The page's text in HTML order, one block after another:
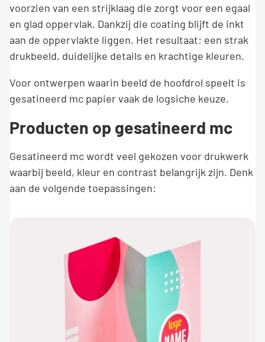
voorzien van een strijklaag die zorgt voor een egaal
en glad oppervlak. Dankzij die coating blijft de inkt
aan de oppervlakte liggen. Het resultaat: een strak
drukbeeld, duidelijke details en krachtige kleuren.
Voor ontwerpen waarin beeld de hoofdrol speelt is
gesatineerd mc papier vaak de logsiche keuze.
Producten op gesatineerd mc
Gesatineerd mc wordt veel gekozen voor drukwerk
waarbij beeld, kleur en contrast belangrijk zijn. Denk
aan de volgende toepassingen: